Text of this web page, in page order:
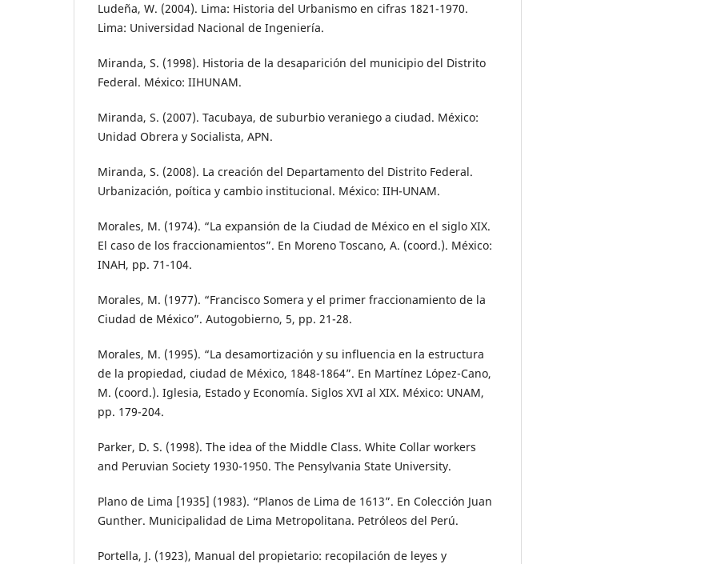
Ludeña, W. (2004). Lima: Historia del Urbanismo en cifras 1821-1970.
Lima: Universidad Nacional de Ingeniería.
Miranda, S. (1998). Historia de la desaparición del municipio del Distrito
Federal. México: IIHUNAM.
Miranda, S. (2007). Tacubaya, de suburbio veraniego a ciudad. México:
Unidad Obrera y Socialista, APN.
Miranda, S. (2008). La creación del Departamento del Distrito Federal.
Urbanización, poítica y cambio institucional. México: IIH-UNAM.
Morales, M. (1974). “La expansión de la Ciudad de México en el siglo XIX.
El caso de los fraccionamientos”. En Moreno Toscano, A. (coord.). México:
INAH, pp. 71-104.
Morales, M. (1977). “Francisco Somera y el primer fraccionamiento de la
Ciudad de México”. Autogobierno, 5, pp. 21-28.
Morales, M. (1995). “La desamortización y su influencia en la estructura
de la propiedad, ciudad de México, 1848-1864”. En Martínez López-Cano,
M. (coord.). Iglesia, Estado y Economía. Siglos XVI al XIX. México: UNAM,
pp. 179-204.
Parker, D. S. (1998). The idea of the Middle Class. White Collar workers
and Peruvian Society 1930-1950. The Pensylvania State University.
Plano de Lima [1935] (1983). “Planos de Lima de 1613”. En Colección Juan
Gunther. Municipalidad de Lima Metropolitana. Petróleos del Perú.
Portella, J. (1923), Manual del propietario: recopilación de leyes y